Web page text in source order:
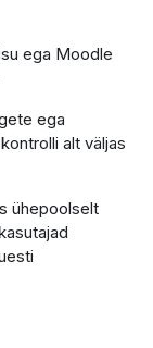
ega Moodle
ega
alt väljas
ühepoolselt